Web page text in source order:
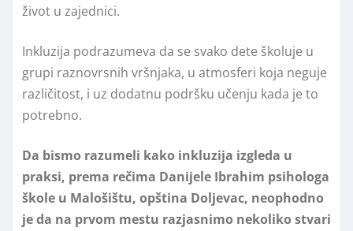
život u zajednici.
Inkluzija podrazumeva da se svako dete školuje u
grupi raznovrsnih vršnjaka, u atmosferi koja neguje
različitost, i uz dodatnu podršku učenju kada je to
potrebno.
Da bismo razumeli kako inkluzija izgleda u
praksi, prema rečima Danijele Ibrahim psihologa
škole u Malošištu, opština Doljevac, neophodno
je da na prvom mestu razjasnimo nekoliko stvari